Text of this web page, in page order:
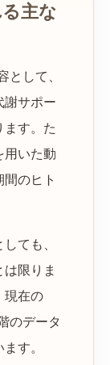
主な
して、
謝サポー
ます。た
用いた動
のヒト
ても、
限りま
現在の
のデータ
す。